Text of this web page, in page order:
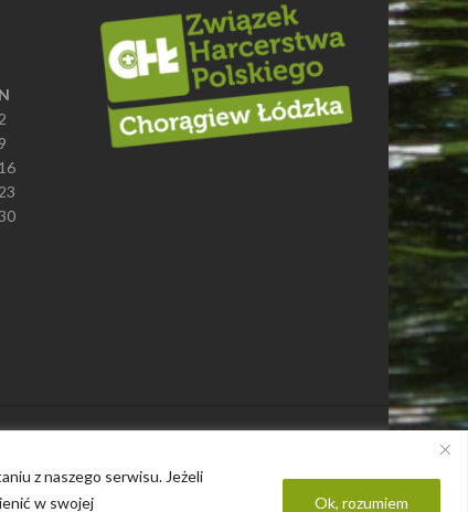
z naszego serwisu. Jeżeli
w swojej
Ok, rozumiem
N
2
9
16
23